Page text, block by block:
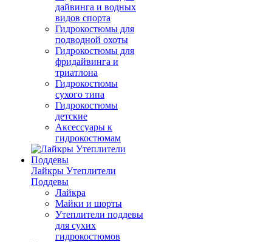
дайвинга и водных
видов спорта
Гидрокостюмы для
подводной охоты
Гидрокостюмы для
фридайвинга и
триатлона
Гидрокостюмы
сухого типа
Гидрокостюмы
детские
Аксессуары к
гидрокостюмам
Лайкры Утеплители
Поддевы
Лайкра
Майки и шорты
Утеплители поддевы
для сухих
гидрокостюмов